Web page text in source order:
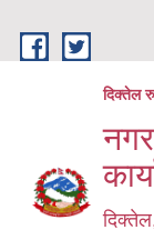
दिक्तेल